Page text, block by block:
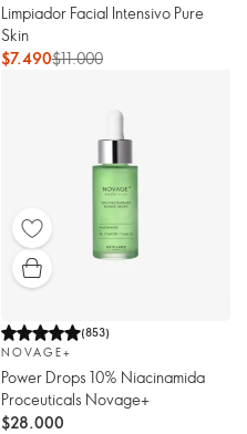
Limpiador Facial Intensivo Pure
Skin
$7.490$11.000
(853)
NOVAGE+
Power Drops 10% Niacinamida
Proceuticals Novage+
$28.000